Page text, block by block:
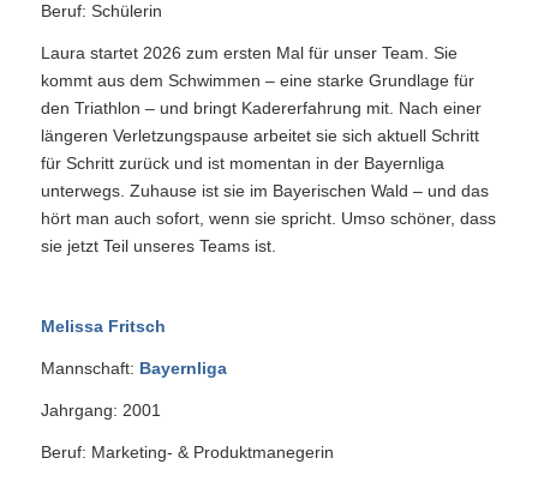
Beruf: Schülerin
Laura startet 2026 zum ersten Mal für unser Team. Sie
kommt aus dem Schwimmen – eine starke Grundlage für
den Triathlon – und bringt Kadererfahrung mit. Nach einer
längeren Verletzungspause arbeitet sie sich aktuell Schritt
für Schritt zurück und ist momentan in der Bayernliga
unterwegs. Zuhause ist sie im Bayerischen Wald – und das
hört man auch sofort, wenn sie spricht. Umso schöner, dass
sie jetzt Teil unseres Teams ist.
Melissa Fritsch
Mannschaft: Bayernliga
Jahrgang: 2001
Beruf: Marketing- & Produktmanegerin